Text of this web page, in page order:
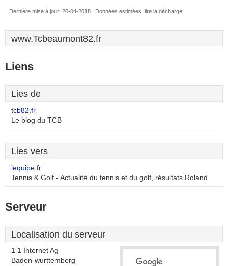
Dernière mise à jour: 20-04-2018 . Données estimées, lire la décharge.
www.Tcbeaumont82.fr
Liens
Lies de
tcb82.fr
Le blog du TCB
Lies vers
lequipe.fr
Tennis & Golf - Actualité du tennis et du golf, résultats Roland
Serveur
Localisation du serveur
1 1 Internet Ag
Baden-wurttemberg